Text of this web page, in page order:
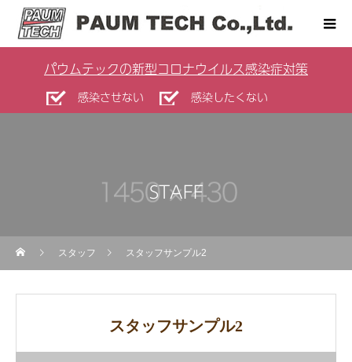
パウムテックの新型コロナウイルス感染症対策
感染させない 感染したくない
STAFF
スタッフ スタッフサンプル2
スタッフサンプル2